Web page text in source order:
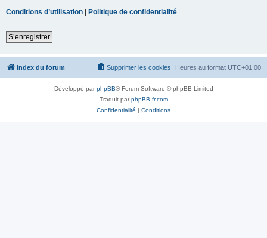
Conditions d’utilisation | Politique de confidentialité
S’enregistrer
Index du forum Heures au format UTC+01:00
Supprimer les cookies
Développé parphpBB® Forum Software © phpBB Limited
Traduit parphpBB-fr.com
Confidentialité | Conditions